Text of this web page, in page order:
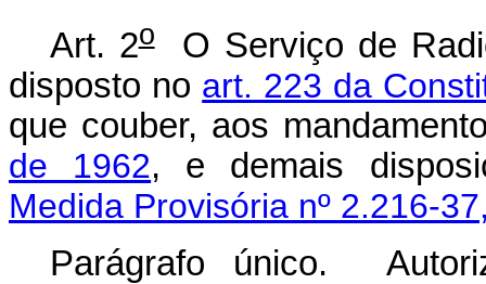
Art. 2oO Serviço de
disposto no art. 223 da
que couber, aos
de 1962, e demais
Medida Provisória nº 2.216-
Parágrafo único.